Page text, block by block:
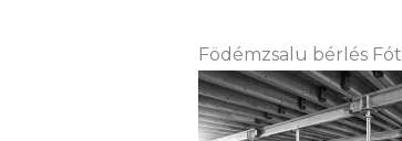
Födémzsalu bérlés Fót